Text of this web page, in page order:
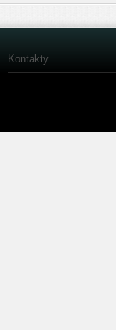
Kontakty